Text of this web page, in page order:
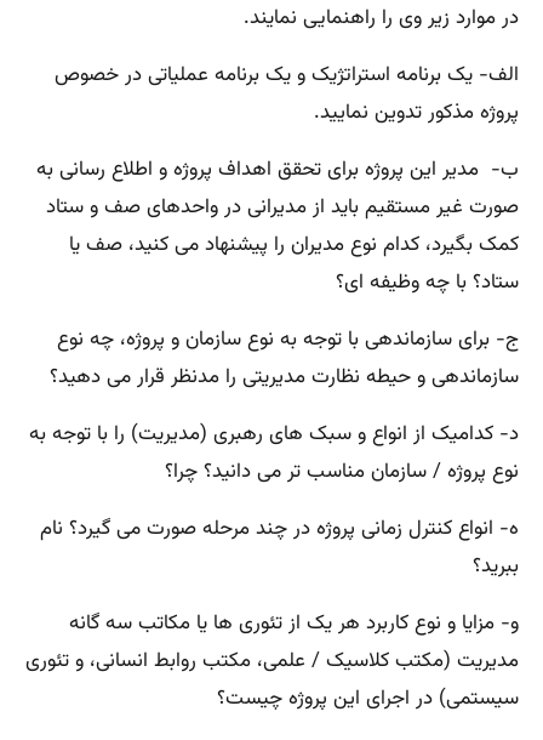
در موارد زیر وی را راهنمایی نمایند.
الف- یک برنامه استراتژیک و یک برنامه عملیاتی در خصوص
پروژه مذکور تدوین نمایید.
ب- مدیر این پروژه برای تحقق اهداف پروژه و اطلاع رسانی به
صورت غیر مستقیم باید از مدیرانی در واحدهای صف و ستاد
کمک بگیرد، کدام نوع مدیران را پیشنهاد می کنید، صف یا
ستاد؟ با چه وظیفه ای؟
ج- برای سازماندهی با توجه به نوع سازمان و پروژه، چه نوع
سازماندهی و حیطه نظارت مدیریتی را مدنظر قرار می دهید؟
د- کدامیک از انواع و سبک های رهبری (مدیریت) را با توجه به
نوع پروژه / سازمان مناسب تر می دانید؟ چرا؟
ه- انواع کنترل زمانی پروژه در چند مرحله صورت می گیرد؟ نام
ببرید؟
و- مزایا و نوع کاربرد هر یک از تئوری ها یا مکاتب سه گانه
مدیریت (مکتب کلاسیک / علمی، مکتب روابط انسانی، و تئوری
سیستمی) در اجرای این پروژه چیست؟